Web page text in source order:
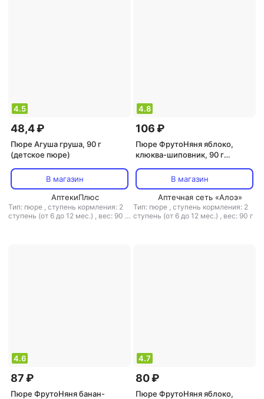
4.5
48,4 ₽
Пюре Агуша груша, 90 г
(детское пюре)
В магазин
АптекиПлюс
Тип: пюре , ступень кормления: 2
ступень (от 6 до 12 мес.) , вес: 90 г
4.8
106 ₽
Пюре ФрутоНяня яблоко,
клюква-шиповник, 90 г
В магазин
Аптечная сеть «Алоэ»
Тип: пюре , ступень кормления: 2
ступень (от 6 до 12 мес.) , вес: 90 г
4.6
87 ₽
Пюре ФрутоНяня банан-
4.7
80 ₽
Пюре ФрутоНяня яблоко,